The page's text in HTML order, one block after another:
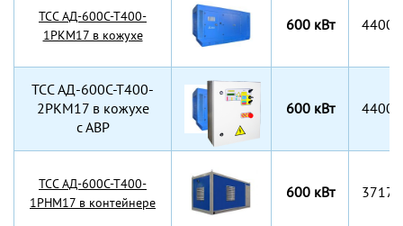
TCC АД-600С-Т400-
1РКМ17 в кожухе
600 кВт
TCC АД-600С-Т400-
2РКМ17 в кожухе
с АВР
600 кВт
TCC АД-600С-Т400-
1РНМ17 в контейнере
600 кВт